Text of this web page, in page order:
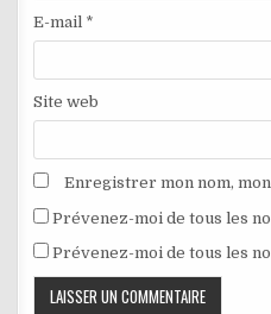
E-mail *
Site web
Enregistrer mon nom,
Prévenez-moi de tous les
Prévenez-moi de tous les